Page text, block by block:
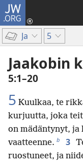
JW.ORG
Ja 5
Jaakobin
5:1–20
5 Kuulkaa, te
kurjuutta, joka
on mädäntynyt, ja
vaatteenne. b 3
ruostuneet, ja